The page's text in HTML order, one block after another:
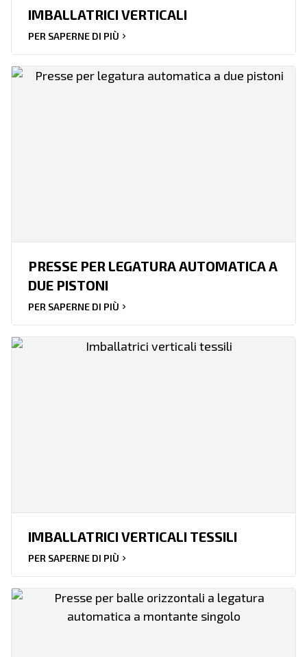
IMBALLATRICI VERTICALI
PER SAPERNE DI PIÙ
PRESSE PER LEGATURA AUTOMATICA A
DUE PISTONI
PER SAPERNE DI PIÙ
IMBALLATRICI VERTICALI TESSILI
PER SAPERNE DI PIÙ